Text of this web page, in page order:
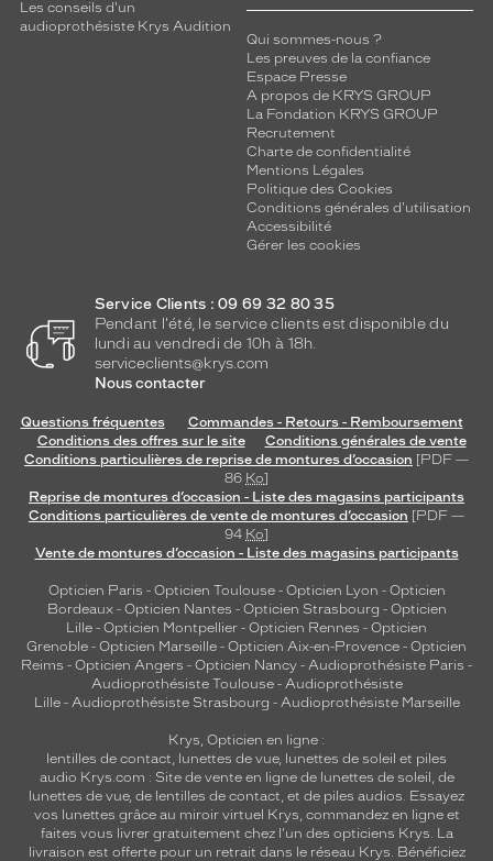
Les conseils d'un
audioprothésiste Krys Audition
Qui sommes-nous ?
Les preuves de la confiance
Espace Presse
A propos de KRYS GROUP
La Fondation KRYS GROUP
Recrutement
Charte de confidentialité
Mentions Légales
Politique des Cookies
Conditions générales d'utilisation
Accessibilité
Gérer les cookies
Service Clients : 09 69 32 80 35
Pendant l'été, le service clients est disponible du
lundi au vendredi de 10h à 18h.
serviceclients@krys.com
Nous contacter
Questions fréquentes
Commandes - Retours - Remboursement
Conditions des offres sur le site
Conditions générales de vente
Conditions particulières de reprise de montures d’occasion [PDF —
86 Ko]
Reprise de montures d’occasion - Liste des magasins participants
Conditions particulières de vente de montures d’occasion [PDF —
94 Ko]
Vente de montures d’occasion - Liste des magasins participants
Opticien Paris - Opticien Toulouse- Opticien Lyon - Opticien
Bordeaux- Opticien Nantes - Opticien Strasbourg - Opticien
Lille - Opticien Montpellier - Opticien Rennes - Opticien
Grenoble - Opticien Marseille - Opticien Aix-en-Provence - Opticien
Reims - Opticien Angers - Opticien Nancy - Audioprothésiste Paris -
Audioprothésiste Toulouse- Audioprothésiste
Lille- Audioprothésiste Strasbourg - Audioprothésiste Marseille
Krys, Opticien en ligne :
lentilles de contact, lunettes de vue, lunettes de soleil et piles
audio Krys.com : Site de vente en ligne de lunettes de soleil, de
lunettes de vue, de lentilles de contact, et de piles audios. Essayez
vos lunettes grâce au miroir virtuel Krys, commandez en ligne et
faites vous livrer gratuitement chez l'un des opticiens Krys. La
livraison est offerte pour un retrait dans le réseau Krys. Bénéficiez